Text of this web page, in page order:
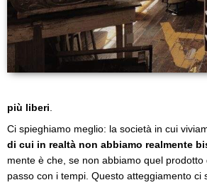
più liberi
Ci spieghiamo meglio: la società in cui
di cui in realtà non abbiamo realmente
mente è che, se non abbiamo quel
passo con i tempi. Questo atteggiamento